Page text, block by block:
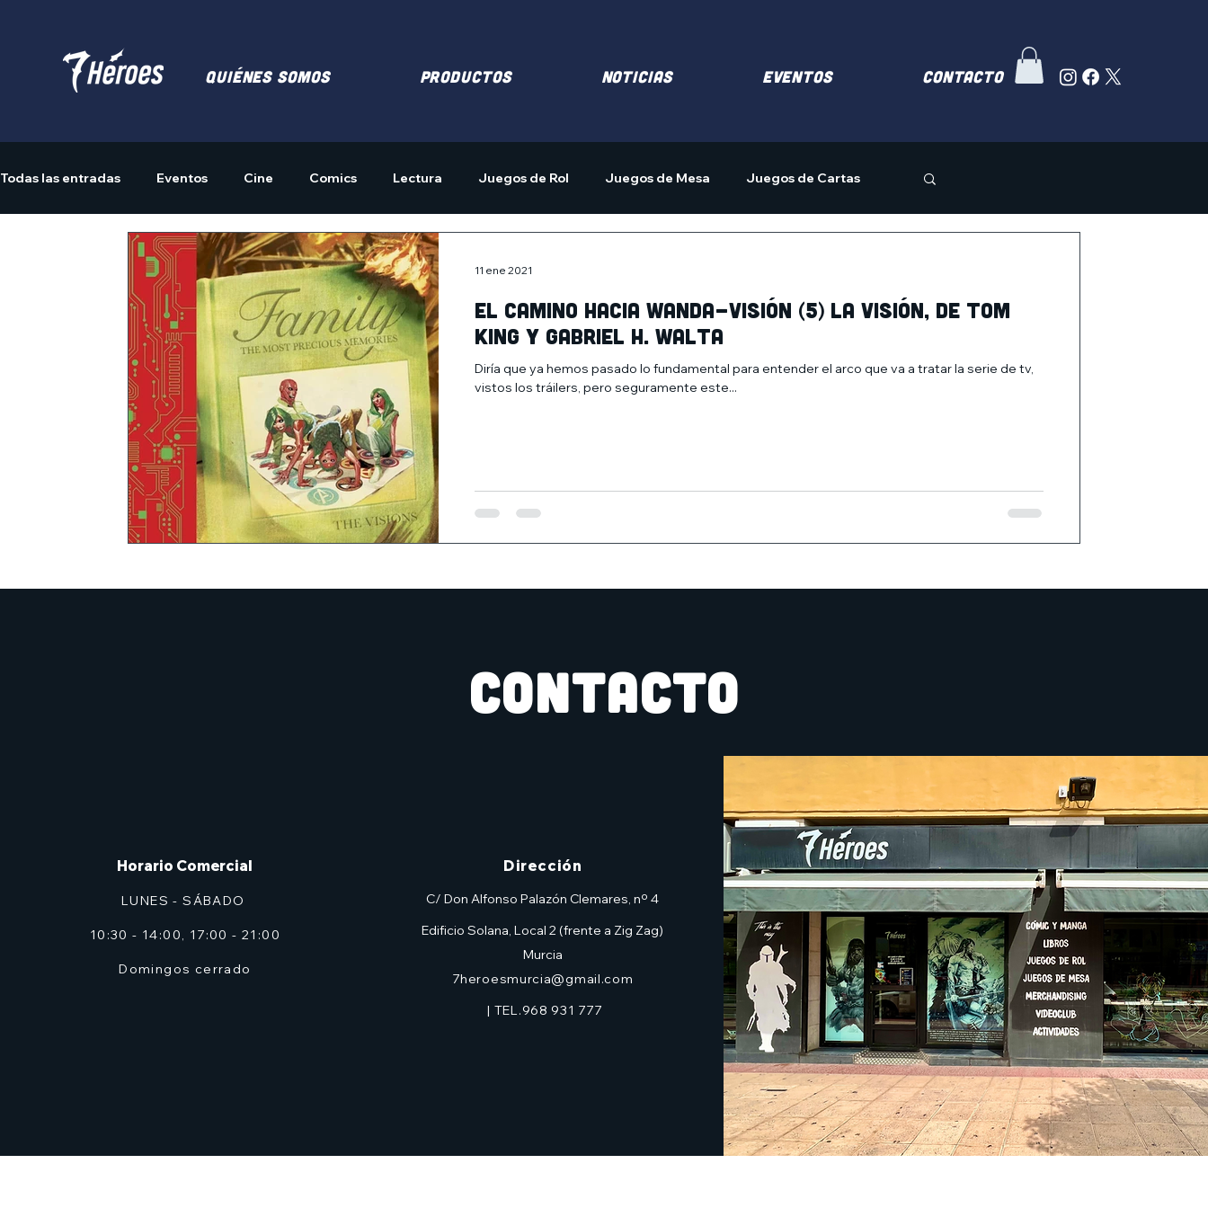
Quiénes somos PRODUCTOS NOTICIAS EVENTOS Contacto
Todas las entradas Eventos Cine Comics Lectura Juegos de Rol Juegos de Mesa Juegos de Cartas
Merchandising
El camino hacia Wanda-Visión (5) La Visión, de Tom
King y Gabriel H. Walta
Diría que ya hemos pasado lo fundamental para entender el arco que va a tratar la serie de tv,
vistos los tráilers, pero seguramente este...
11 ene 2021
CONTACTO
Horario Comercial
LUNES - SÁBADO
10:30 - 14:00, 17:00 - 21:00
Domingos cerrado
Dirección
C/ Don Alfonso Palazón Clemares, nº 4
Edificio Solana, Local 2 (frente a Zig Zag)
Murcia
7heroesmurcia@gmail.com
| TEL.968 931 777